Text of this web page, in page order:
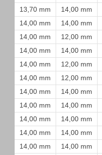
13,70 mm
14,00 mm
14,00 mm
14,00 mm
14,00 mm
12,00 mm
14,00 mm
14,00 mm
14,00 mm
12,00 mm
14,00 mm
12,00 mm
14,00 mm
14,00 mm
14,00 mm
14,00 mm
14,00 mm
14,00 mm
14,00 mm
14,00 mm
14,00 mm
14,00 mm